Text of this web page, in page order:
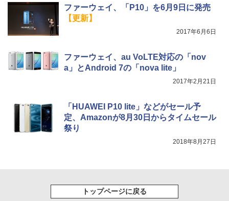
ファーウェイ、「P10」を6月9日に発売
【更新】
2017年6月6日
ファーウェイ、au VoLTE対応の「nov
a」とAndroid 7の「nova lite」
2017年2月21日
「HUAWEI P10 lite」などがセール予
定、Amazonが8月30日からタイムセール
祭り
2018年8月27日
トップページに戻る